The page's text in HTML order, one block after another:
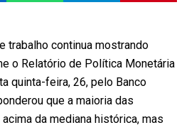
trabalho continua mostrando
o Relatório de Política Monetária
quinta-feira, 26, pelo Banco
que a maioria das
da mediana histórica, mas